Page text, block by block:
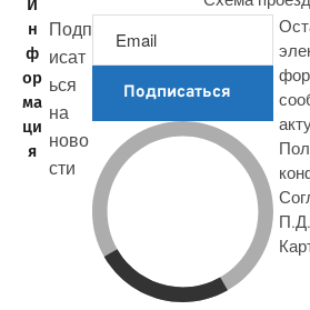
И
н
ф
ор
ма
ци
я
Подп
исат
ься
на
ново
сти
Подписаться
П.Д.